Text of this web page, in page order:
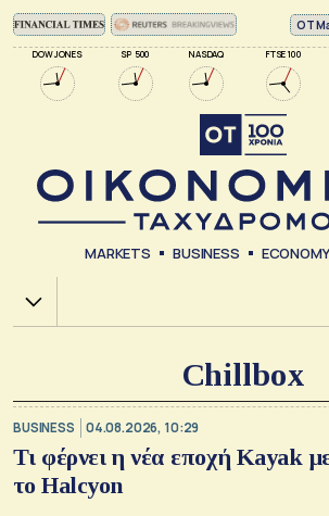
DOW JONES SP 500 NASDAQ FTSE 100
ΟΤ
MARKETS BUSINESS ECONOMY
Χ.Α.
Chillbox
BUSINESS 04.08.2026, 10:29
Τι φέρνει η νέα εποχή Kayak
τo Halcyon